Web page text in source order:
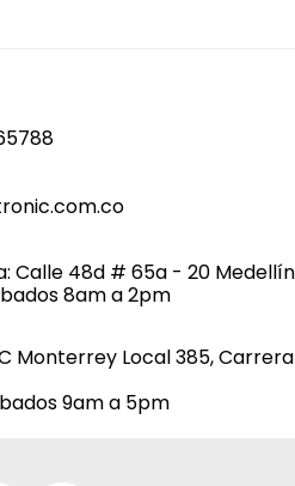
Calle 48d # 65a - 20
8am a 2pm
Monterrey Local 385,
9am a 5pm